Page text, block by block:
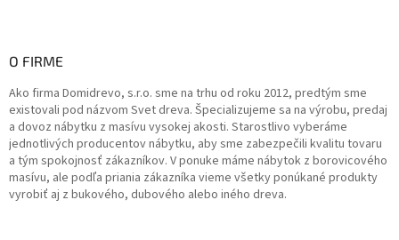
O FIRME
Ako firma Domidrevo, s.r.o. sme na trhu od roku 2012, predtým sme
existovali pod názvom Svet dreva. Špecializujeme sa na výrobu, predaj
a dovoz nábytku z masívu vysokej akosti. Starostlivo vyberáme
jednotlivých producentov nábytku, aby sme zabezpečili kvalitu tovaru
a tým spokojnosť zákazníkov. V ponuke máme nábytok z borovicového
masívu, ale podľa priania zákazníka vieme všetky ponúkané produkty
vyrobiť aj z bukového, dubového alebo iného dreva.